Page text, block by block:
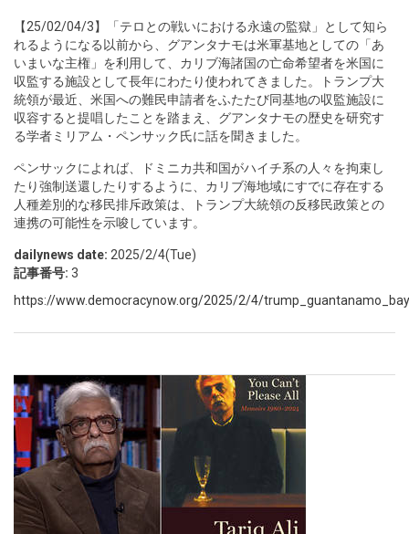
【25/02/04/3】「テロとの戦いにおける永遠の監獄」として知ら
れるようになる以前から、グアンタナモは米軍基地としての「あ
いまいな主権」を利用して、カリブ海諸国の亡命希望者を米国に
収監する施設として長年にわたり使われてきました。トランプ大
統領が最近、米国への難民申請者をふたたび同基地の収監施設に
収容すると提唱したことを踏まえ、グアンタナモの歴史を研究す
る学者ミリアム・ペンサック氏に話を聞きました。
ペンサックによれば、ドミニカ共和国がハイチ系の人々を拘束し
たり強制送還したりするように、カリブ海地域にすでに存在する
人種差別的な移民排斥政策は、トランプ大統領の反移民政策との
連携の可能性を示唆しています。
dailynews date: 2025/2/4(Tue)
記事番号: 3
https://www.democracynow.org/2025/2/4/